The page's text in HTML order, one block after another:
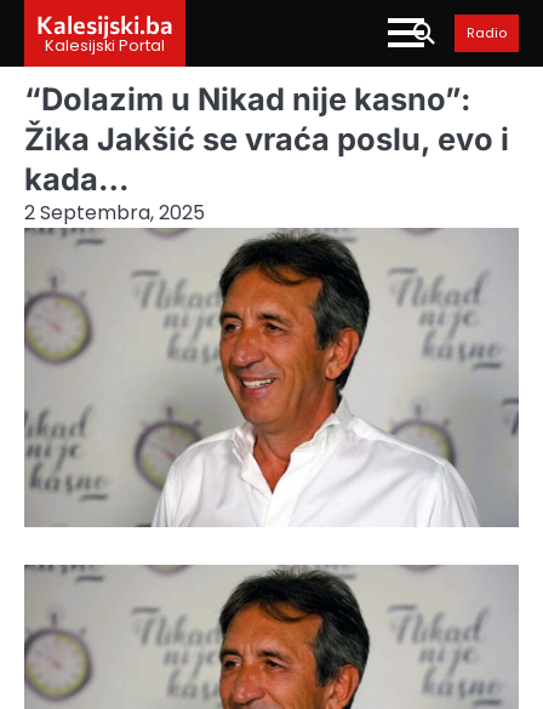
content
Kalesijski.ba
Kalesijski Portal
Radio
“Dolazim u Nikad nije kasno”:
Žika Jakšić se vraća poslu, evo i
kada…
2 Septembra, 2025